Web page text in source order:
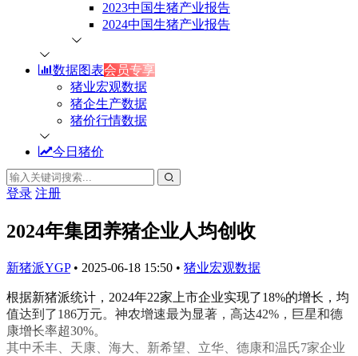
2023中国生猪产业报告
2024中国生猪产业报告
数据图表会员专享
猪业宏观数据
猪企生产数据
猪价行情数据
今日猪价
登录 注册
2024年集团养猪企业人均创收
新猪派YGP • 2025-06-18 15:50 • 猪业宏观数据
根据新猪派统计，2024年22家上市企业实现了18%的增长，均
值达到了186万元。神农增速最为显著，高达42%，巨星和德
康增长率超30%。
其中禾丰、天康、海大、新希望、立华、德康和温氏7家企业